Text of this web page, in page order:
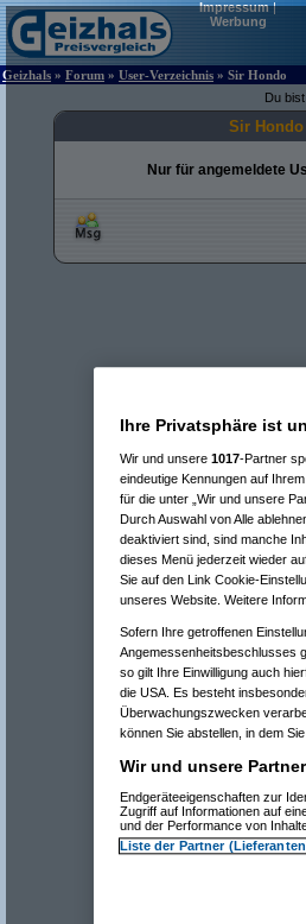
Impressum|
Werbung
Geizhals » Forum » User-Verzeichnis » Sir Hondo
Du
Sir Hondo
Nur für angemeldete
Ihre Privatsphäre ist
Wir und unsere 1017-Partner
eindeutige Kennungen auf
für die unter „Wir und unsere
Durch Auswahl von Alle
deaktiviert sind, sind manche
dieses Menü jederzeit wieder
Sie auf den Link Cookie-
unseres Website. Weitere
Sofern Ihre getroffenen
Angemessenheitsbeschlusses
so gilt Ihre Einwilligung auch
die USA. Es besteht
Überwachungszwecken
können Sie abstellen, in dem
Wir und unsere
Endgeräteeigenschaften zur
Zugriff auf Informationen auf
und der Performance von
Liste der Partner